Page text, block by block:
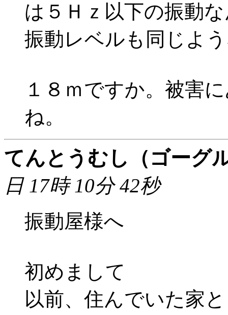
は５Ｈｚ以下の振動
振動レベルも同じよ
１８ｍですか。被害
ね。
てんとうむし（ゴーグ
日 17時 10分 42秒
振動屋様へ
初めまして
以前、住んでいた家